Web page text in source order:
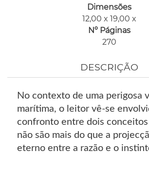
Dimensões
12,00 x 19,00 x
Nº Páginas
270
DESCRIÇÃO
No contexto de uma perigosa
marítima, o leitor vê-se
confronto entre dois
não são mais do que a
eterno entre a razão e o